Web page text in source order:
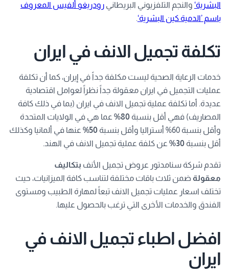
البشرية‘ والنجم التلفزيوني البريطانيرودريغو ألفيس المعروف
باسم ’الدمية كين البشرية‘.
تكلفة تجميل الانف في ايران
خدمات الرعاية الصحية ليست مكلفة جداً في إيران، كما أن تكلفة
عمليات التجميل في ايران معقولة جداً نظراً لعوامل اقتصادية
عديدة. أما تكلفة عملية تجميل الانف في ايران (بما في ذلك كافة
المصاريف) فهي أقل بنسبة80%
عما هي في الولايات المتحدة
وأقل بنسبة 60% أستراليا وأقل بنسبة
50%
عنها في ألمانيا وكذلك
أقل بنسبة30% عن كلفة عملية تجميل الانف في الهند.
تقدم شركة سنامدتور عروض تجميل الأنف بتكاليف
معقولة ضمن ثلاث باقات مختلفة لتناسب كافة الميزانيات، حيث
تختلف اسعار عمليات تجميل الانف تبعاً لمهارة الطبيب ومستوى
الفندق والخدمات الأخرى التي ترغب بالحصول عليها.
افضل اطباء تجميل الانف في
ايران